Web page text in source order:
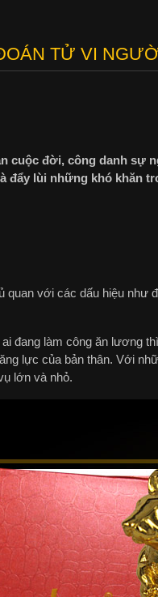
TỬ VI
cuộc đời, công danh sự
đẩy lùi những khó khăn
với các dấu hiệu như
đang làm công ăn lương
lực của bản thân. Với
lớn và nhỏ.